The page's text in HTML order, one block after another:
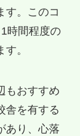
す。このコ
時間程度の
。
もおすすめ
舎を有する
あり、心落